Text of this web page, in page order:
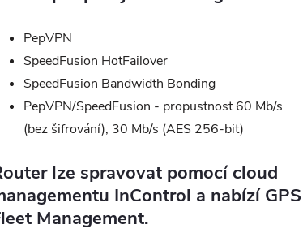
PepVPN
SpeedFusion HotFailover
SpeedFusion Bandwidth Bonding
PepVPN/SpeedFusion - propustnost 60 Mb/s
(bez šifrování), 30 Mb/s (AES 256-bit)
lze spravovat pomocí cloud
InControl a nabízí GPS
Management.